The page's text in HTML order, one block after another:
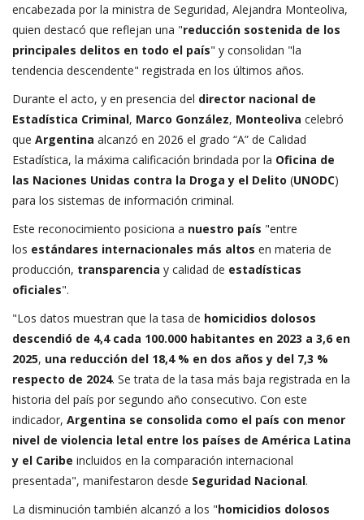
encabezada por la ministra de Seguridad, Alejandra Monteoliva,
quien destacó que reflejan una "reducción sostenida de los
principales delitos en todo el país" y consolidan "la
tendencia descendente" registrada en los últimos años.
Durante el acto, y en presencia del director nacional de
Estadística Criminal, Marco González, Monteoliva celebró
que Argentina alcanzó en 2026 el grado “A” de Calidad
Estadística, la máxima calificación brindada por la Oficina de
las Naciones Unidas contra la Droga y el Delito (UNODC)
para los sistemas de información criminal.
Este reconocimiento posiciona a nuestro país "entre
los estándares internacionales más altos en materia de
producción, transparencia y calidad de estadísticas
oficiales".
"Los datos muestran que la tasa de homicidios dolosos
descendió de 4,4 cada 100.000 habitantes en 2023 a 3,6 en
2025, una reducción del 18,4 % en dos años y del 7,3 %
respecto de 2024. Se trata de la tasa más baja registrada en la
historia del país por segundo año consecutivo. Con este
indicador, Argentina se consolida como el país con menor
nivel de violencia letal entre los países de América Latina
y el Caribe incluidos en la comparación internacional
presentada", manifestaron desde Seguridad Nacional.
La disminución también alcanzó a los "homicidios dolosos